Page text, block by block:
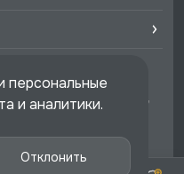
офертыкаждый раз,
обратной связи
магазин. Все
персональные
и аналитики.
Отклонить